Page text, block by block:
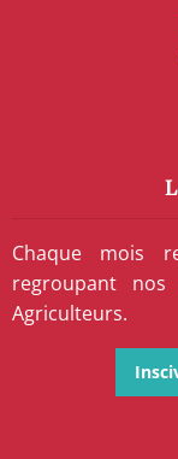
Chaque mois
regroupant
Agriculteurs.